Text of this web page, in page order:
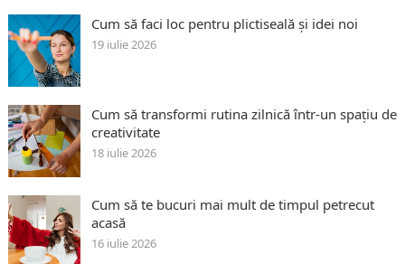
Cum să faci loc pentru plictiseală și idei noi
19 iulie 2026
Cum să transformi rutina zilnică într-un spațiu de
creativitate
18 iulie 2026
Cum să te bucuri mai mult de timpul petrecut
acasă
16 iulie 2026